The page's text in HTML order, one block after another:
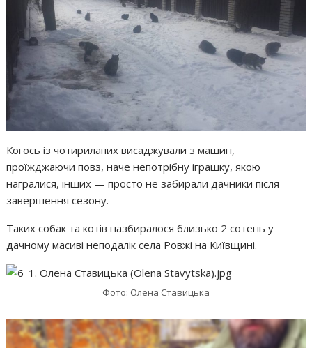
Когось із чотирилапих висаджували з машин,
проїжджаючи повз, наче непотрібну іграшку, якою
награлися, інших — просто не забирали дачники після
завершення сезону.
Таких собак та котів назбиралося близько 2 сотень у
дачному масиві неподалік села Ровжі на Київщині.
Фото: Олена Ставицька